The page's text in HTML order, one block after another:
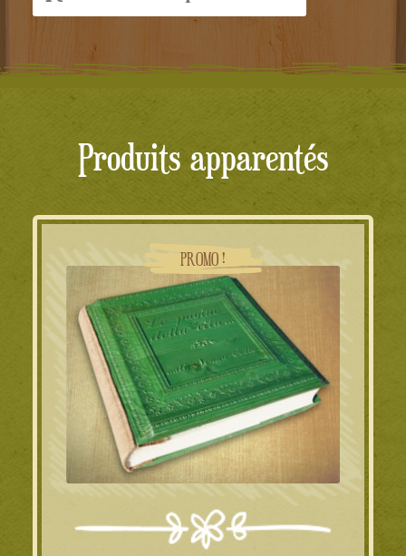
Produits apparentés
PROMO !